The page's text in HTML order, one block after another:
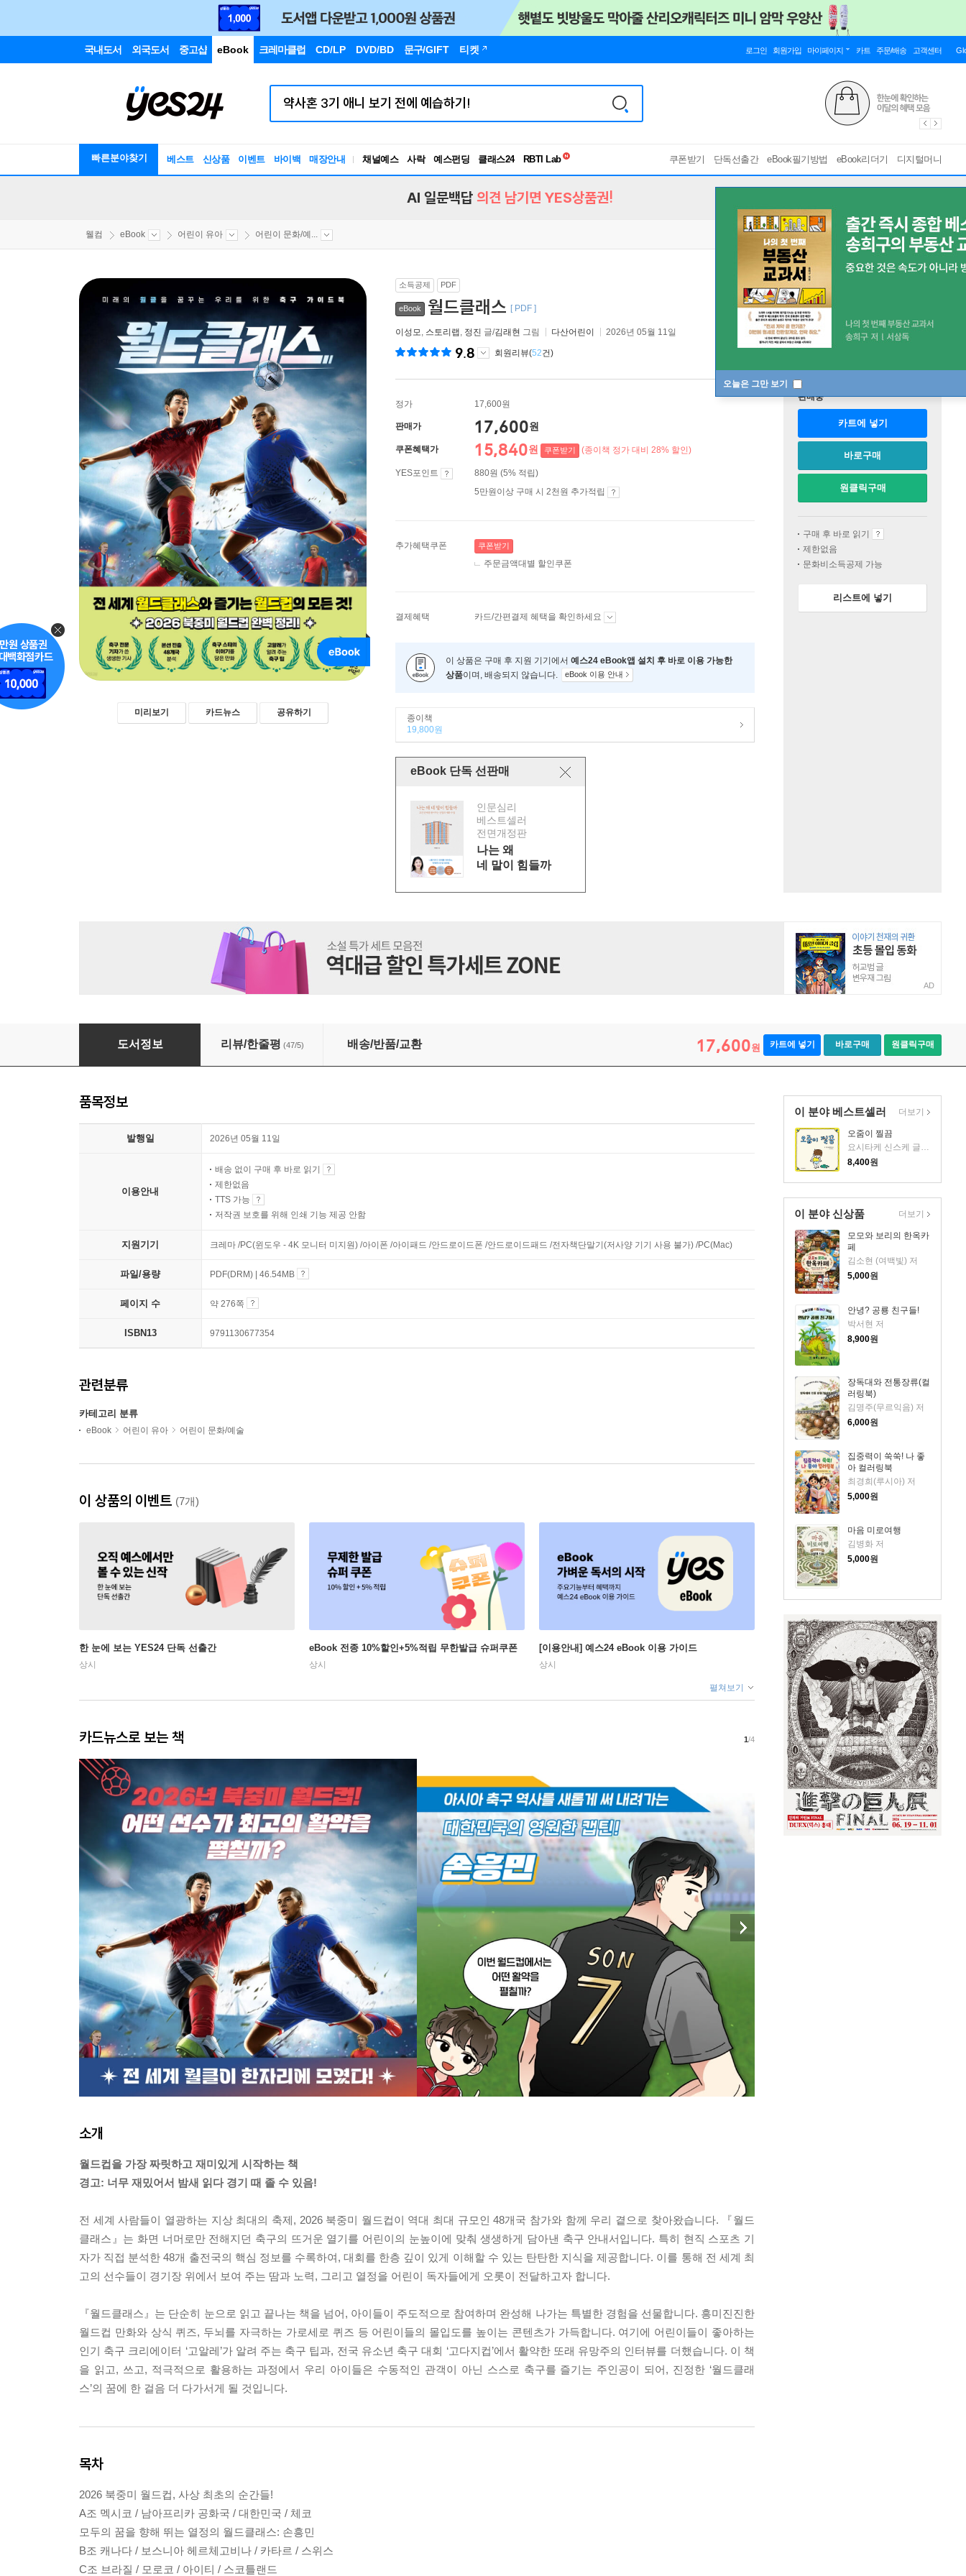
국내도서 외국도서 중고샵 eBook 크레마클럽 CD/LP DVD/BD 문구/GIFT 티켓 로그인 회원가입 마이페이지 카트 주문/배송 고객센터
빠른분야찾기 베스트 신상품 이벤트 바이백 매장안내 채널예스 사락 예스펀딩 클래스24
독서유형검사
쿠폰받기 단독선출간 eBook필기방법 eBook리더기 디지털머니
오늘은 그만 보기
AI 일문백답 의견 남기면 YES상품권!
웰컴 eBook 어린이 유아 어린이 문화/예...
미리보기 카드뉴스 공유하기
소득공제 PDF
eBook 월드클래스 [ PDF ]
이성모, 스토리랩 , 정진 글/김래현 그림 다산어린이 2026년 05월 11일
9.8 회원리뷰(52건)
정가 17,600원
판매가 17,600원
쿠폰혜택가 15,840원 쿠폰받기 (종이책 정가 대비 28% 할인)
YES포인트
880원 (5% 적립)
5만원이상 구매 시 2천원 추가적립
추가혜택쿠폰 쿠폰받기
주문금액대별 할인쿠폰
결제혜택 카드/간편결제 혜택을 확인하세요
이 상품은 구매 후 지원 기기에서 예스24 eBook앱 설치 후 바로 이용 가능한
상품이며, 배송되지 않습니다. eBook 이용 안내
종이책
19,800원
eBook 단독 선판매
인문심리
베스트셀러
전면개정판
나는 왜
네 말이 힘들까
판매중
카트에 넣기
바로구매
원클릭구매
구매 후 바로 읽기
제한없음
문화비소득공제 가능
리스트에 넣기
AD
월드클래스
도서정보 리뷰/한줄평 (47/5) 배송/반품/교환 17,600원 카트에 넣기 바로구매 원클릭구매
이 분야 베스트셀러
오줌이 찔끔
8,400원
더보기
이 분야 신상품
모모와 보리의 한옥카
페
김소현 (여백빛) 저
5,000원
안녕? 공룡 친구들!
박서현 저
8,900원
장독대와 전통장류(컬
러링북)
김명주(무르익음) 저
6,000원
집중력이 쑥쑥! 나 좋
아 컬러링북
최경희(루시아) 저
5,000원
마음 미로여행
김병화 저
5,000원
더보기
품목정보
발행일 2026년 05월 11일
이용안내
배송 없이 구매 후 바로 읽기
제한없음
TTS 가능
저작권 보호를 위해 인쇄 기능 제공 안함
지원기기 크레마 /PC(윈도우 - 4K 모니터 미지원) /아이폰 /아이패드 /안드로이드폰 /안드로이드패드 /전자책단말기(저사양 기기 사용 불가) /PC(Mac)
파일/용량 PDF(DRM) | 46.54MB
페이지 수 약 276쪽
ISBN13 9791130677354
관련분류
카테고리 분류
eBook 어린이 유아 어린이 문화/예술
이 상품의 이벤트 (7개)
한 눈에 보는 YES24 단독 선출간
상시
eBook 전종 10%할인+5%적립 무한발급 슈퍼쿠폰
상시
[이용안내] 예스24 eBook 이용 가이드
상시
펼쳐보기
카드뉴스로 보는 책 1/4
소개
월드컵을 가장 짜릿하고 재미있게 시작하는 책
경고: 너무 재밌어서 밤새 읽다 경기 때 졸 수 있음!
전 세계 사람들이 열광하는 지상 최대의 축제, 2026 북중미 월드컵이 역대 최대 규모인 48개국 참가와 함께 우리 곁으로 찾아왔습니다. 『월드
클래스』는 화면 너머로만 전해지던 축구의 뜨거운 열기를 어린이의 눈높이에 맞춰 생생하게 담아낸 축구 안내서입니다. 특히 현직 스포츠 기
자가 직접 분석한 48개 출전국의 핵심 정보를 수록하여, 대회를 한층 깊이 있게 이해할 수 있는 탄탄한 지식을 제공합니다. 이를 통해 전 세계 최
고의 선수들이 경기장 위에서 보여 주는 땀과 노력, 그리고 열정을 어린이 독자들에게 오롯이 전달하고자 합니다.
『월드클래스』는 단순히 눈으로 읽고 끝나는 책을 넘어, 아이들이 주도적으로 참여하며 완성해 나가는 특별한 경험을 선물합니다. 흥미진진한
월드컵 만화와 상식 퀴즈, 두뇌를 자극하는 가로세로 퀴즈 등 어린이들의 몰입도를 높이는 콘텐츠가 가득합니다. 여기에 어린이들이 좋아하는
인기 축구 크리에이터 ‘고알레’가 알려 주는 축구 팁과, 전국 유소년 축구 대회 ‘고다지컵’에서 활약한 또래 유망주의 인터뷰를 더했습니다. 이 책
을 읽고, 쓰고, 적극적으로 활용하는 과정에서 우리 아이들은 수동적인 관객이 아닌 스스로 축구를 즐기는 주인공이 되어, 진정한 ‘월드클래
스’의 꿈에 한 걸음 더 다가서게 될 것입니다.
목차
2026 북중미 월드컵, 사상 최초의 순간들!
A조 멕시코 / 남아프리카 공화국 / 대한민국 / 체코
모두의 꿈을 향해 뛰는 열정의 월드클래스: 손흥민
B조 캐나다 / 보스니아 헤르체고비나 / 카타르 / 스위스
C조 브라질 / 모로코 / 아이티 / 스코틀랜드